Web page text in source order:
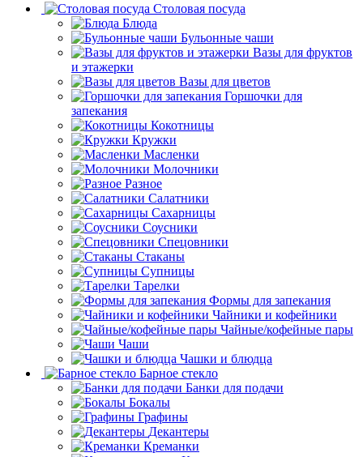
Столовая посуда
Блюда
Бульонные чаши
Вазы для фруктов
и этажерки
Вазы для цветов
Горшочки для
запекания
Кокотницы
Кружки
Масленки
Молочники
Разное
Салатники
Сахарницы
Соусники
Спецовники
Стаканы
Супницы
Тарелки
Формы для запекания
Чайники и кофейники
Чайные/кофейные пары
Чаши
Чашки и блюдца
Барное стекло
Банки для подачи
Бокалы
Графины
Декантеры
Креманки